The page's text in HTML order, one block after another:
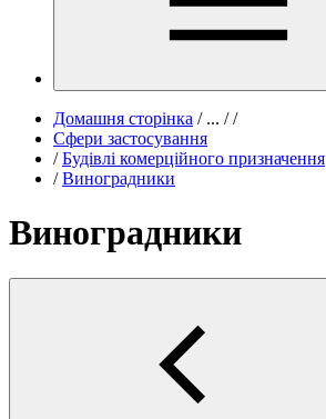
Домашня сторінка /... / /
Сфери застосування
/ Будівлі комерційного призначення
/ Виноградники
Виноградники